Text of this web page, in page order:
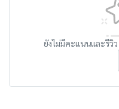
ยังไม่มีคะแนนและรีวิ